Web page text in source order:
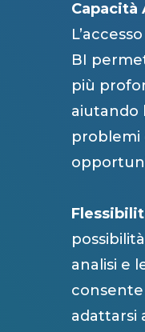
Capacità
BI
più
aiutando
problemi
analisi e
adattarsi